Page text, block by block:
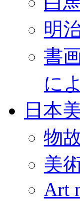
明
書
に
日本
物
美
Art